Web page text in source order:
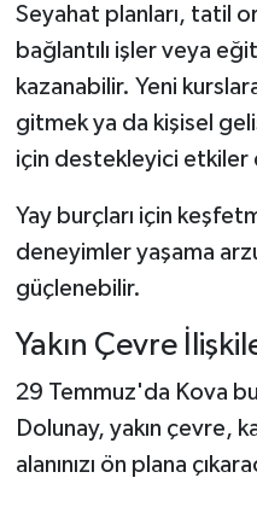
Seyahat planları, tatil
bağlantılı işler veya
kazanabilir. Yeni
gitmek ya da kişisel
için destekleyici etkiler
Yay burçları için
deneyimler yaşama
güçlenebilir.
Yakın Çevre
29 Temmuz'da Kova
Dolunay, yakın çevre,
alanınızı ön plana